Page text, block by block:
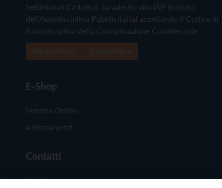
Settimanali Cattolici), ha aderito allo IAP (Istituto
dell'Autodisciplina Pubblicitaria) accettando il Codice di
Autodisciplina della Comunicazione Commerciale
E-Shop
Vendita Online
Abbonamenti
Contatti
Chi Siamo